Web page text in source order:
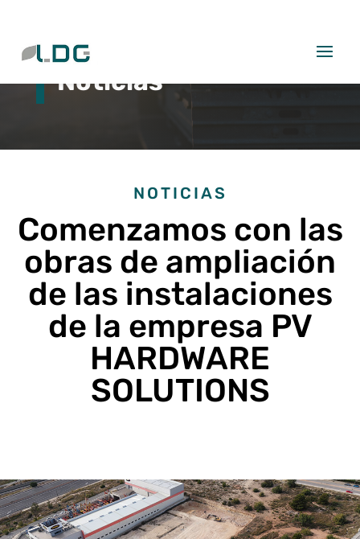
Noticias
NOTICIAS
Comenzamos con las
obras de ampliación
de las instalaciones
de la empresa PV
HARDWARE
SOLUTIONS